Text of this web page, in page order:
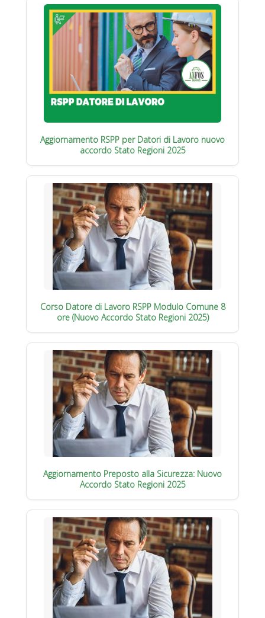
Aggiornamento RSPP per Datori di Lavoro nuovo
accordo Stato Regioni 2025
Corso Datore di Lavoro RSPP Modulo Comune 8
ore (Nuovo Accordo Stato Regioni 2025)
Aggiornamento Preposto alla Sicurezza: Nuovo
Accordo Stato Regioni 2025